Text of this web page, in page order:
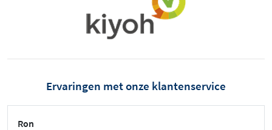
Ervaringen met onze klantenservice
Ron